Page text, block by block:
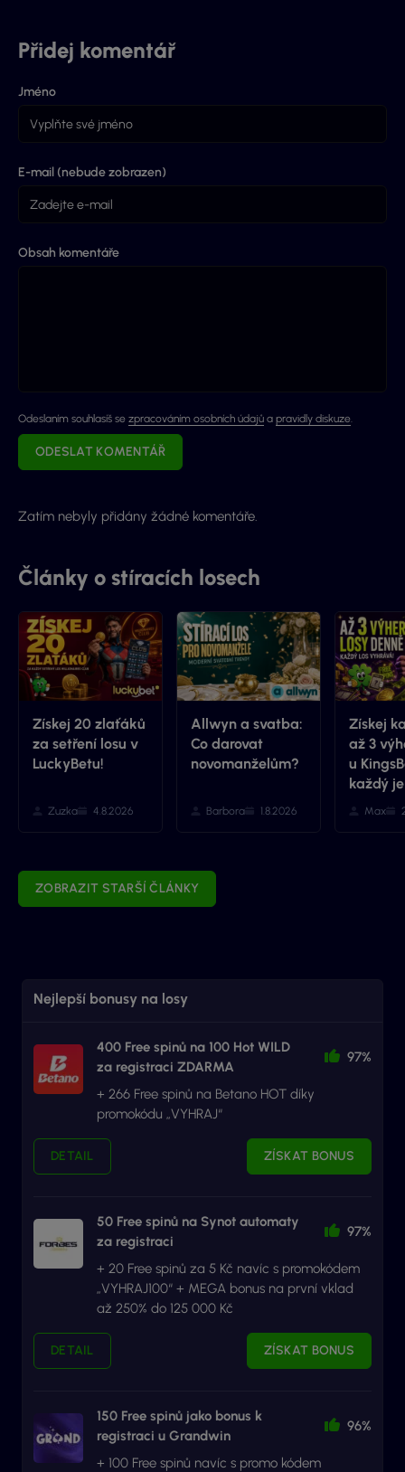
Přidej komentář
Jméno
E-mail (nebude zobrazen)
Obsah komentáře
Odeslaním souhlasíš se zpracováním osobních údajů a pravidly diskuze.
ODESLAT KOMENTÁŘ
Zatím nebyly přidány žádné komentáře.
Články o stíracích losech
Získej 20 zlaťáků
za setření losu v
LuckyBetu!
Zuzka 4.8.2026
Allwyn a svatba:
Co darovat
novomanželům?
Barbora 1.8.2026
Získej
až 3
u
každý
Max
ZOBRAZIT STARŠÍ ČLÁNKY
Nejlepší bonusy na losy
400 Free spinů na 100 Hot WILD
za registraci ZDARMA
97%
+ 266 Free spinů na Betano HOT díky
promokódu „VYHRAJ“
DETAIL ZÍSKAT BONUS
50 Free spinů na Synot automaty
za registraci
97%
+ 20 Free spinů za 5 Kč navíc s promokódem
„VYHRAJ100“ + MEGA bonus na první vklad
až 250% do 125 000 Kč
DETAIL ZÍSKAT BONUS
150 Free spinů jako bonus k
registraci u Grandwin
96%
+ 100 Free spinů navíc s promo kódem